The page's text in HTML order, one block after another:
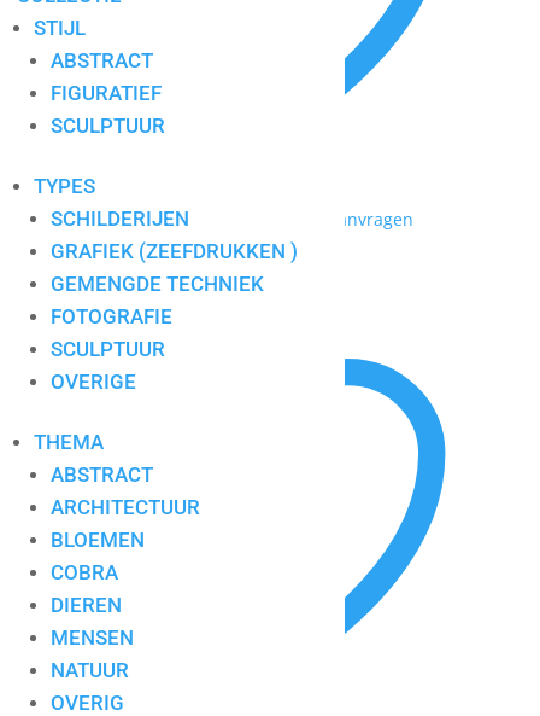
STIJL
ABSTRACT
FIGURATIEF
SCULPTUUR
TYPES
SCHILDERIJEN
GRAFIEK (ZEEFDRUKKEN )
GEMENGDE TECHNIEK
FOTOGRAFIE
SCULPTUUR
OVERIGE
THEMA
ABSTRACT
ARCHITECTUUR
BLOEMEN
COBRA
DIEREN
MENSEN
NATUUR
OVERIG
Toevoegen aan mijn lijst / Offerte aanvragen
Ad Verstijnen 6